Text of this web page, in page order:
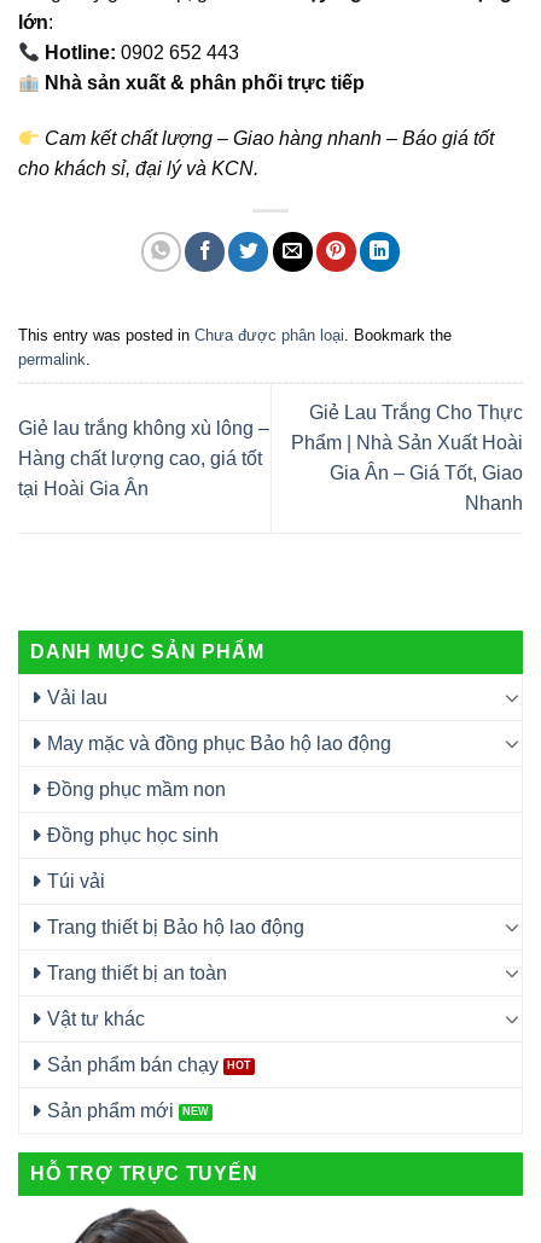
lớn:
Hotline: 0902 652 443
Nhà sản xuất & phân phối trực tiếp
Cam kết chất lượng – Giao hàng nhanh – Báo giá tốt
cho khách sỉ, đại lý và KCN.
This entry was posted in Chưa được phân loại. Bookmark the
permalink.
Giẻ lau trắng không xù lông –
Hàng chất lượng cao, giá tốt
tại Hoài Gia Ân
Giẻ Lau Trắng Cho Thực
Phẩm | Nhà Sản Xuất Hoài
Gia Ân – Giá Tốt, Giao
Nhanh
DANH MỤC SẢN PHẨM
Vải lau
May mặc và đồng phục Bảo hộ lao động
Đồng phục mầm non
Đồng phục học sinh
Túi vải
Trang thiết bị Bảo hộ lao động
Trang thiết bị an toàn
Vật tư khác
Sản phẩm bán chạy
Sản phẩm mới
HỖ TRỢ TRỰC TUYẾN